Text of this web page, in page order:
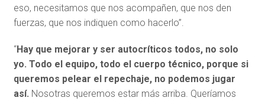
eso, necesitamos que nos acompañen, que nos den
fuerzas, que nos indiquen como hacerlo”.
“Hay que mejorar y ser autocríticos todos, no solo
yo. Todo el equipo, todo el cuerpo técnico, porque si
queremos pelear el repechaje, no podemos jugar
así. Nosotras queremos estar más arriba. Queríamos